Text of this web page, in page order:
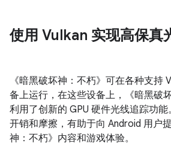
使用 Vulkan 实现高保真
《暗黑破坏神：不朽》可在各种支持
备上运行，在这些设备上，《暗黑破
利用了创新的 GPU 硬件光线追踪功能
开销和摩擦，有助于向 Android 用户
神：不朽》内容和游戏体验。